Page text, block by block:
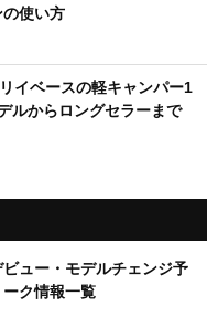
使い方
イベースの軽キャンパー1
ルからロングセラーまで
ビュー・モデルチェンジ予
ク情報一覧